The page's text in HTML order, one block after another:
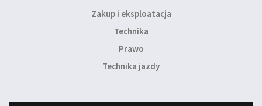
Zakup i eksploatacja
Technika
Prawo
Technika jazdy